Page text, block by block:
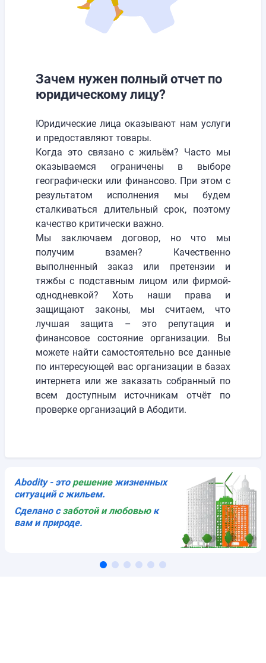
Зачем нужен полный отчет по
юридическому лицу?
Юридические лица оказывают нам услуги
и предоставляют товары.
Когда это связано с жильём? Часто мы
оказываемся ограничены в выборе
географически или финансово. При этом с
результатом исполнения мы будем
сталкиваться длительный срок, поэтому
качество критически важно.
Мы заключаем договор, но что мы
получим взамен? Качественно
выполненный заказ или претензии и
тяжбы с подставным лицом или фирмой-
однодневкой? Хоть наши права и
защищают законы, мы считаем, что
лучшая защита – это репутация и
финансовое состояние организации. Вы
можете найти самостоятельно все данные
по интересующей вас организации в базах
интернета или же заказать собранный по
всем доступным источникам отчёт по
проверке организаций в Абодити.
Abodity - это решениe жизненных
ситуаций с жильем.
Сделано с заботой и любовью к
вам и природе.